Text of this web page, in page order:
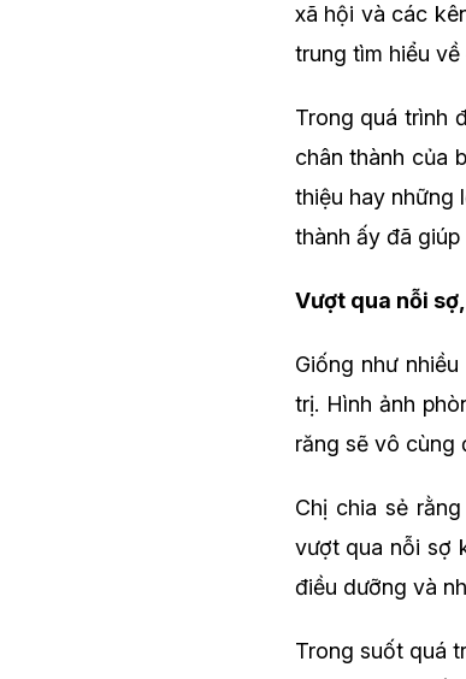
xã hội và các
trung tìm hiểu
Trong quá trình
chân thành của
thiệu hay những
thành ấy đã
Vượt qua nỗi
Giống như
trị. Hình ảnh
răng sẽ vô cùng
Chị chia sẻ
vượt qua nỗi sợ
điều dưỡng và
Trong suốt quá